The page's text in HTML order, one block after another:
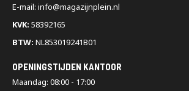
E-mail: info@magazijnplein.nl
KVK: 58392165
BTW: NL853019241B01
OPENINGSTIJDEN KANTOOR
Maandag: 08:00 - 17:00